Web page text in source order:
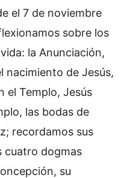
el 7 de noviembre
sobre los
la Anunciación,
nacimiento de Jesús,
el Templo, Jesús
las bodas de
recordamos sus
cuatro dogmas
su